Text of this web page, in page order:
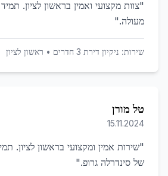
"צוות מקצועי ואמין בראשון לציון.
מעולה."
שירות: ניקיון דירת 3 חדרים • ראשון לציון
טל מורן
15.11.2024
"שירות אמין ומקצועי בראשון לציון.
של סינדרלה גרופ."